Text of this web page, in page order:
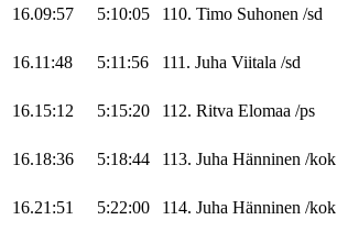
16.09:57 5:10:05 110. Timo Suhonen /sd
16.11:48 5:11:56 111. Juha Viitala /sd
16.15:12 5:15:20 112. Ritva Elomaa /ps
16.18:36 5:18:44 113. Juha Hänninen /kok
16.21:51 5:22:00 114. Juha Hänninen /kok